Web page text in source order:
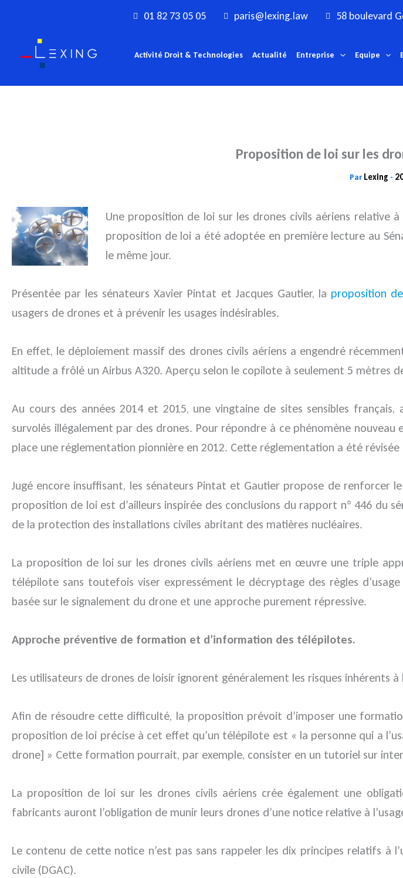
contenu
01 82 73 05 05 paris@lexing.law 58 boulevard
Activité Droit & Technologies Actualité Entreprise Equipe
Proposition de loi sur les
Par Lexing -
Une proposition de loi sur les drones civils aériens relative
proposition de loi a été adoptée en première lecture au
le même jour.
Présentée par les sénateurs Xavier Pintat et Jacques Gautier, la proposition
usagers de drones et à prévenir les usages indésirables.
En effet, le déploiement massif des drones civils aériens a engendré
altitude a frôlé un Airbus A320. Aperçu selon le copilote à seulement 5 mètres
Au cours des années 2014 et 2015, une vingtaine de sites sensibles
survolés illégalement par des drones. Pour répondre à ce phénomène
place une réglementation pionnière en 2012. Cette réglementation a été
Jugé encore insuffisant, les sénateurs Pintat et Gautier propose de renforcer
proposition de loi est d’ailleurs inspirée des conclusions du rapport n° 446 du
de la protection des installations civiles abritant des matières nucléaires.
La proposition de loi sur les drones civils aériens met en œuvre une triple
télépilote sans toutefois viser expressément le décryptage des règles
basée sur le signalement du drone et une approche purement répressive.
Approche préventive de formation et d’information des télépilotes.
Les utilisateurs de drones de loisir ignorent généralement les risques inhérents
Afin de résoudre cette difficulté, la proposition prévoit d’imposer une
proposition de loi précise à cet effet qu’un télépilote est « la personne qui a
drone] » Cette formation pourrait, par exemple, consister en un tutoriel sur
La proposition de loi sur les drones civils aériens crée également une
fabricants auront l’obligation de munir leurs drones d’une notice relative à
Le contenu de cette notice n’est pas sans rappeler les dix principes relatifs à
civile (DGAC).